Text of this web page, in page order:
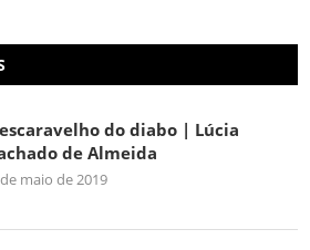
do diabo | Lúcia
de Almeida
maio de 2019